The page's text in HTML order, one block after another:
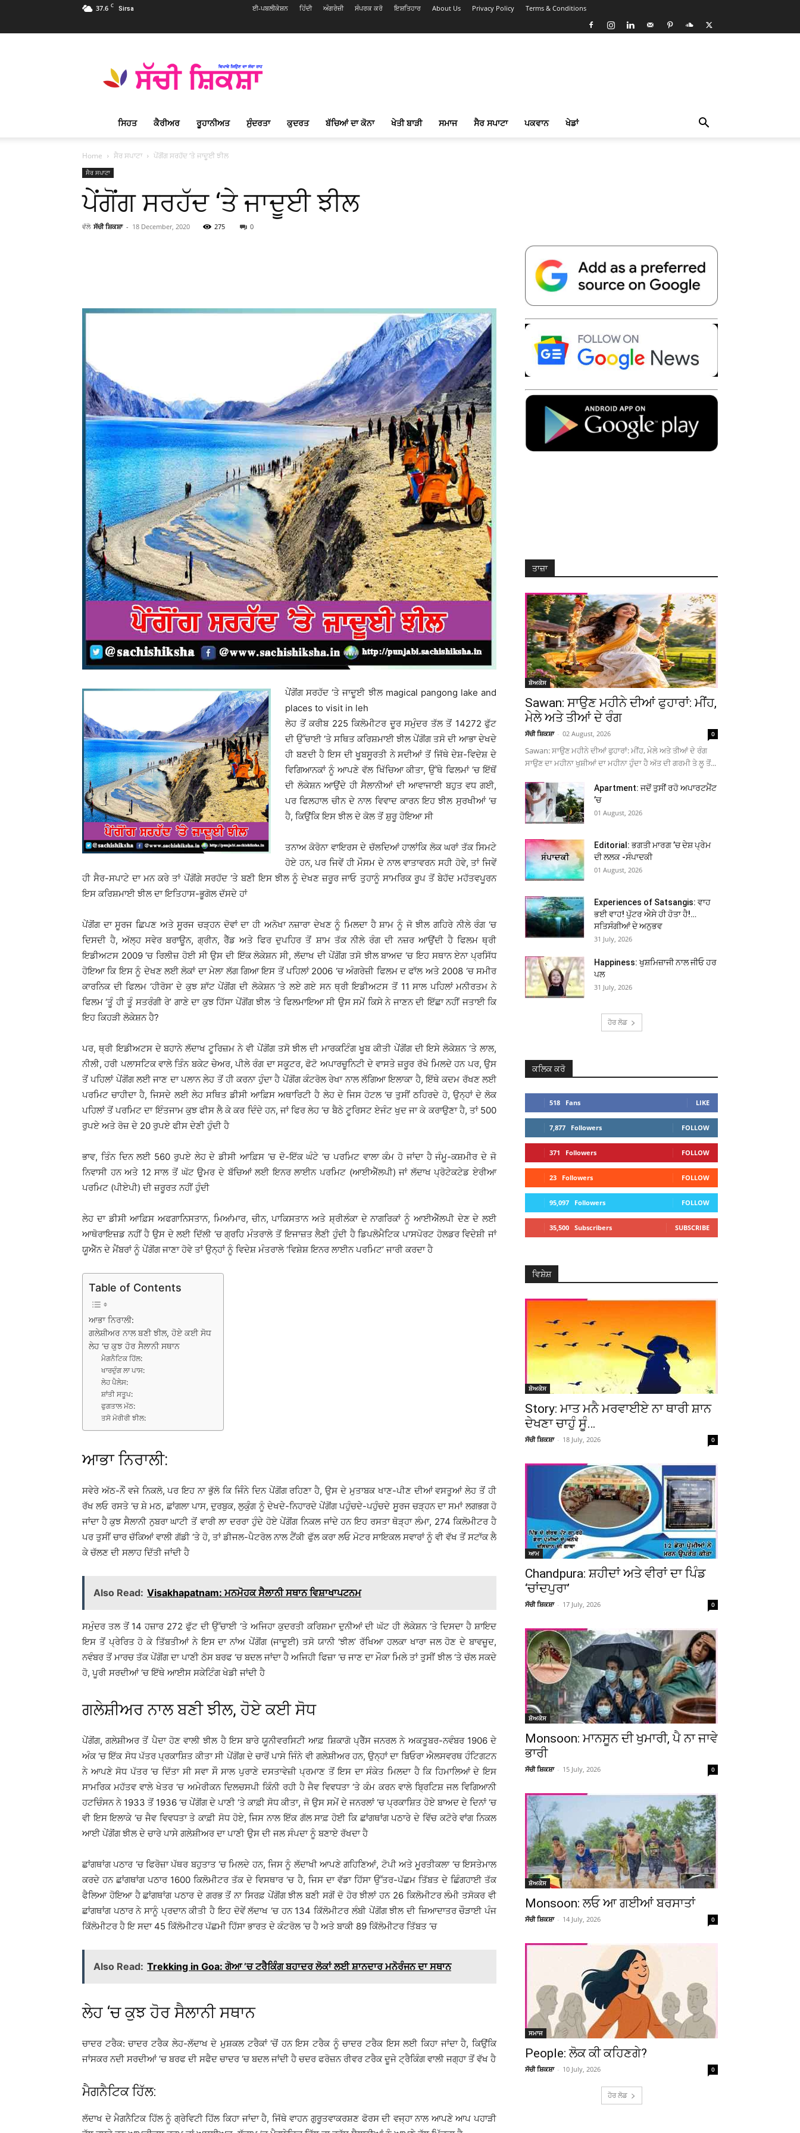
37.6 C Sirsa ਈ-ਪਬਲੀਕੇਸ਼ਨ ਹਿੰਦੀ ਅੰਗਰੇਜ਼ੀ ਸੰਪਰਕ ਕਰੋ ਇਸ਼ਤਿਹਾਰ About Us Privacy Policy Terms & Conditions
Shiksha
Punjabi
ਸ਼ਿਕਸ਼ਾ
ਪ੍ਰਸਿੱਧ
ਮੈਗਜ਼ੀਨ
ਸਿਹਤ ਕੈਰੀਅਰ ਰੂਹਾਨੀਅਤ ਸੁੰਦਰਤਾ ਕੁਦਰਤ ਬੱਚਿਆਂ ਦਾ ਕੋਨਾ ਖੇਤੀ ਬਾੜੀ ਸਮਾਜ ਸੈਰ ਸਪਾਟਾ ਪਕਵਾਨ ਖੇਡਾਂ
Home ਸੈਰ ਸਪਾਟਾ ਪੇਂਗੋਂਗ ਸਰਹੱਦ ‘ਤੇ ਜਾਦੂਈ ਝੀਲ
ਸੈਰ ਸਪਾਟਾ
ਪੇਂਗੋਂਗ ਸਰਹੱਦ ‘ਤੇ ਜਾਦੂਈ ਝੀਲ
ਵੱਲੋ ਸੱਚੀ ਸ਼ਿਕਸ਼ਾ - 18 December, 2020 275 0
Telegram Copy URL
ਪੇਂਗੋਂਗ ਸਰਹੱਦ ‘ਤੇ ਜਾਦੂਈ ਝੀਲ magical pangong lake and
places to visit in leh
ਲੇਹ ਤੋਂ ਕਰੀਬ 225 ਕਿਲੋਮੀਟਰ ਦੂਰ ਸਮੁੰਦਰ ਤੱਲ ਤੋਂ 14272 ਫੁੱਟ
ਦੀ ਉੱਚਾਈ ‘ਤੇ ਸਥਿਤ ਕਰਿਸ਼ਮਾਈ ਝੀਲ ਪੇਂਗੋਂਗ ਤਸੋ ਦੀ ਆਭਾ ਦੇਖਦੇ
ਹੀ ਬਣਦੀ ਹੈ ਇਸ ਦੀ ਖੂਬਸੂਰਤੀ ਨੇ ਸਦੀਆਂ ਤੋਂ ਜਿੱਥੇ ਦੇਸ਼-ਵਿਦੇਸ਼ ਦੇ
ਵਿਗਿਆਨਕਾਂ ਨੂੰ ਆਪਣੇ ਵੱਲ ਖਿੱਚਿਆ ਕੀਤਾ, ਉੱਥੇ ਫਿਲਮਾਂ ‘ਚ ਇੱਥੋਂ
ਦੀ ਲੋਕੇਸ਼ਨ ਆਉਂਦੇ ਹੀ ਸੈਲਾਨੀਆਂ ਦੀ ਆਵਾਜਾਈ ਬਹੁਤ ਵਧ ਗਈ,
ਪਰ ਫਿਲਹਾਲ ਚੀਨ ਦੇ ਨਾਲ ਵਿਵਾਦ ਕਾਰਨ ਇਹ ਝੀਲ ਸੁਰਖੀਆਂ ‘ਚ
ਹੈ, ਕਿਉਂਕਿ ਇਸ ਝੀਲ ਦੇ ਕੋਲ ਤੋਂ ਸ਼ੁਰੂ ਹੋਇਆ ਸੀ
ਤਨਾਅ ਕੋਰੋਨਾ ਵਾਇਰਸ ਦੇ ਚੱਲਦਿਆਂ ਹਾਲਾਂਕਿ ਲੋਕ ਘਰਾਂ ਤੱਕ ਸਿਮਟੇ
ਹੋਏ ਹਨ, ਪਰ ਜਿਵੇਂ ਹੀ ਮੌਸਮ ਦੇ ਨਾਲ ਵਾਤਾਵਰਨ ਸਹੀ ਹੋਵੇ, ਤਾਂ ਜਿਵੇਂ
ਹੀ ਸੈਰ-ਸਪਾਟੇ ਦਾ ਮਨ ਕਰੇ ਤਾਂ ਪੋਂਗੋਂਗੇ ਸਰਹੱਦ ‘ਤੇ ਬਣੀ ਇਸ ਝੀਲ ਨੂੰ ਦੇਖਣ ਜ਼ਰੂਰ ਜਾਓ ਤੁਹਾਨੂੰ ਸਾਮਰਿਕ ਰੂਪ ਤੋਂ ਬੇਹੱਦ ਮਹੱਤਵਪੂਰਨ
ਇਸ ਕਰਿਸ਼ਮਾਈ ਝੀਲ ਦਾ ਇਤਿਹਾਸ-ਭੂਗੋਲ ਦੱਸਦੇ ਹਾਂ
ਪੇਂਗੋਂਗ ਦਾ ਸੂਰਜ ਛਿਪਣ ਅਤੇ ਸੂਰਜ ਚੜ੍ਹਨ ਦੋਵਾਂ ਦਾ ਹੀ ਅਨੋਖਾ ਨਜ਼ਾਰਾ ਦੇਖਣ ਨੂੰ ਮਿਲਦਾ ਹੈ ਸ਼ਾਮ ਨੂੰ ਜੋ ਝੀਲ ਗਹਿਰੇ ਨੀਲੇ ਰੰਗ ‘ਚ
ਦਿਸਦੀ ਹੈ, ਅੱਲ੍ਹ ਸਵੇਰ ਬਰਾਊਨ, ਗ੍ਰੀਨ, ਰੈੱਡ ਅਤੇ ਫਿਰ ਦੁਪਹਿਰ ਤੋਂ ਸ਼ਾਮ ਤੱਕ ਨੀਲੇ ਰੰਗ ਦੀ ਨਜ਼ਰ ਆਉਂਦੀ ਹੈ ਫਿਲਮ ਥ੍ਰੀ
ਇਡੀਅਟਸ 2009 ‘ਚ ਰਿਲੀਜ਼ ਹੋਈ ਸੀ ਉਸ ਦੀ ਇੱਕ ਲੋਕੇਸ਼ਨ ਸੀ, ਲੱਦਾਖ ਦੀ ਪੇਂਗੋਂਗ ਤਸੋ ਝੀਲ ਬਾਅਦ ‘ਚ ਇਹ ਸਥਾਨ ਏਨਾ ਪ੍ਰਸਿੱਧ
ਹੋਇਆ ਕਿ ਇਸ ਨੂੰ ਦੇਖਣ ਲਈ ਲੋਕਾਂ ਦਾ ਮੇਲਾ ਲੱਗ ਗਿਆ ਇਸ ਤੋਂ ਪਹਿਲਾਂ 2006 ‘ਚ ਅੰਗਰੇਜ਼ੀ ਫਿਲਮ ਦ ਫਾੱਲ ਅਤੇ 2008 ‘ਚ ਸਮੀਰ
ਕਾਰਨਿਕ ਦੀ ਫਿਲਮ ‘ਹੀਰੋਸ’ ਦੇ ਕੁਝ ਸ਼ਾੱਟ ਪੇਂਗੋਂਗ ਦੀ ਲੋਕੇਸ਼ਨ ‘ਤੇ ਲਏ ਗਏ ਸਨ ਥ੍ਰੀ ਇਡੀਅਟਸ ਤੋਂ 11 ਸਾਲ ਪਹਿਲਾਂ ਮਨੀਰਤਮ ਨੇ
ਫਿਲਮ ‘ਤੂੰ ਹੀ ਤੂੰ ਸਤਰੰਗੀ ਰੇ’ ਗਾਣੇ ਦਾ ਕੁਝ ਹਿੱਸਾ ਪੇਂਗੋਂਗ ਝੀਲ ‘ਤੇ ਫਿਲਮਾਇਆ ਸੀ ਉਸ ਸਮੇਂ ਕਿਸੇ ਨੇ ਜਾਣਨ ਦੀ ਇੱਛਾ ਨਹੀਂ ਜਤਾਈ ਕਿ
ਇਹ ਕਿਹੜੀ ਲੋਕੇਸ਼ਨ ਹੈ?
ਪਰ, ਥ੍ਰੀ ਇਡੀਅਟਸ ਦੇ ਬਹਾਨੇ ਲੱਦਾਖ ਟੂਰਿਜ਼ਮ ਨੇ ਵੀ ਪੇਂਗੋਂਗ ਤਸੋ ਝੀਲ ਦੀ ਮਾਰਕਟਿੰਗ ਖੂਬ ਕੀਤੀ ਪੇਂਗੋਂਗ ਦੀ ਇਸੇ ਲੋਕੇਸ਼ਨ ‘ਤੇ ਲਾਲ,
ਨੀਲੀ, ਹਰੀ ਪਲਾਸਟਿਕ ਵਾਲੇ ਤਿੰਨ ਬਕੇਟ ਚੇਅਰ, ਪੀਲੇ ਰੰਗ ਦਾ ਸਕੂਟਰ, ਫੋਟੋ ਅਪਾਰਚੂਨਿਟੀ ਦੇ ਵਾਸਤੇ ਜ਼ਰੂਰ ਰੱਖੇ ਮਿਲਦੇ ਹਨ ਪਰ, ਉਸ
ਤੋਂ ਪਹਿਲਾਂ ਪੇਂਗੋਂਗ ਲਈ ਜਾਣ ਦਾ ਪਲਾਨ ਲੇਹ ਤੋਂ ਹੀ ਕਰਨਾ ਹੁੰਦਾ ਹੈ ਪੇਂਗੋਂਗ ਕੰਟਰੋਲ ਰੇਖਾ ਨਾਲ ਲੱਗਿਆ ਇਲਾਕਾ ਹੈ, ਇੱਥੇ ਕਦਮ ਰੱਖਣ ਲਈ
ਪਰਮਿਟ ਚਾਹੀਦਾ ਹੈ, ਜਿਸਦੇ ਲਈ ਲੇਹ ਸਥਿਤ ਡੀਸੀ ਆਫ਼ਿਸ ਅਥਾਰਿਟੀ ਹੈ ਲੇਹ ਦੇ ਜਿਸ ਹੋਟਲ ‘ਚ ਤੁਸੀਂ ਠਹਿਰਦੇ ਹੋ, ਉਨ੍ਹਾਂ ਦੇ ਲੋਕ
ਪਹਿਲਾਂ ਤੋਂ ਪਰਮਿਟ ਦਾ ਇੰਤਜਾਮ ਕੁਝ ਫੀਸ ਲੈ ਕੇ ਕਰ ਦਿੰਦੇ ਹਨ, ਜਾਂ ਫਿਰ ਲੇਹ ‘ਚ ਬੈਠੇ ਟੂਰਿਸਟ ਏਜੰਟ ਖੁਦ ਜਾ ਕੇ ਕਰਾਉਣਾ ਹੈ, ਤਾਂ 500
ਰੁਪਏ ਅਤੇ ਰੋਜ਼ ਦੇ 20 ਰੁਪਏ ਫੀਸ ਦੇਣੀ ਹੁੰਦੀ ਹੈ
ਭਾਵ, ਤਿੰਨ ਦਿਨ ਲਈ 560 ਰੁਪਏ ਲੇਹ ਦੇ ਡੀਸੀ ਆਫ਼ਿਸ ‘ਚ ਦੋ-ਇੱਕ ਘੰਟੇ ‘ਚ ਪਰਮਿਟ ਵਾਲਾ ਕੰਮ ਹੋ ਜਾਂਦਾ ਹੈ ਜੰਮੂ-ਕਸ਼ਮੀਰ ਦੇ ਜੋ
ਨਿਵਾਸੀ ਹਨ ਅਤੇ 12 ਸਾਲ ਤੋਂ ਘੱਟ ਉੁਮਰ ਦੇ ਬੱਚਿਆਂ ਲਈ ਇਨਰ ਲਾਈਨ ਪਰਮਿਟ (ਆਈਐੱਲਪੀ) ਜਾਂ ਲੱਦਾਖ ਪ੍ਰੋਟੇਕਟੇਡ ਏਰੀਆ
ਪਰਮਿਟ (ਪੀਏਪੀ) ਦੀ ਜ਼ਰੂਰਤ ਨਹੀਂ ਹੁੰਦੀ
ਲੇਹ ਦਾ ਡੀਸੀ ਆਫ਼ਿਸ ਅਫਗਾਨਿਸਤਾਨ, ਮਿਆਂਮਾਰ, ਚੀਨ, ਪਾਕਿਸਤਾਨ ਅਤੇ ਸ਼੍ਰੀਲੰਕਾ ਦੇ ਨਾਗਰਿਕਾਂ ਨੂੰ ਆਈਐੱਲਪੀ ਦੇਣ ਦੇ ਲਈ
ਆਥੋਰਾਇਜ਼ਡ ਨਹੀਂ ਹੈ ਉਸ ਦੇ ਲਈ ਦਿੱਲੀ ‘ਚ ਗ੍ਰਹਿ ਮੰਤਰਾਲੇ ਤੋਂ ਇਜਾਜ਼ਤ ਲੈਣੀ ਹੁੰਦੀ ਹੈ ਡਿਪਲੋਮੈਟਿਕ ਪਾਸਪੋਰਟ ਹੋਲਡਰ ਵਿਦੇਸ਼ੀ ਜਾਂ
ਯੂਐੱਨ ਦੇ ਮੈਂਬਰਾਂ ਨੂੰ ਪੇਂਗੋਂਗ ਜਾਣਾ ਹੋਵੇ ਤਾਂ ਉਨ੍ਹਾਂ ਨੂੰ ਵਿਦੇਸ਼ ਮੰਤਰਾਲੇ ‘ਵਿਸ਼ੇਸ਼ ਇਨਰ ਲਾਈਨ ਪਰਮਿਟ’ ਜਾਰੀ ਕਰਦਾ ਹੈ
Table of Contents
ਆਭਾ ਨਿਰਾਲੀ:
ਗਲੇਸ਼ੀਅਰ ਨਾਲ ਬਣੀ ਝੀਲ, ਹੋਏ ਕਈ ਸੋਧ
ਲੇਹ ‘ਚ ਕੁਝ ਹੋਰ ਸੈਲਾਨੀ ਸਥਾਨ
ਮੈਗਨੈਟਿਕ ਹਿੱਲ:
ਖਾਰਦੁੰਗ ਲਾ ਪਾਸ:
ਲੇਹ ਪੈਲੇਸ:
ਸ਼ਾਂਤੀ ਸਤੂਪ:
ਫੁਗਤਾਲ ਮੱਠ:
ਤਸੋ ਮੋਰੀਰੀ ਝੀਲ:
ਆਭਾ ਨਿਰਾਲੀ:
ਸਵੇਰੇ ਅੱਠ-ਨੌਂ ਵਜੇ ਨਿਕਲੋ, ਪਰ ਇਹ ਨਾ ਭੁੱਲੋ ਕਿ ਜਿੰੰਨੇ ਦਿਨ ਪੇਂਗੋਂਗ ਰਹਿਣਾ ਹੈ, ਉਸ ਦੇ ਮੁਤਾਬਕ ਖਾਣ-ਪੀਣ ਦੀਆਂ ਵਸਤੂਆਂ ਲੇਹ ਤੋਂ ਹੀ
ਰੱਖ ਲਓ ਰਸਤੇ ‘ਚ ਸ਼ੇ ਮਠ, ਛਾਂਗਲਾ ਪਾਸ, ਦੁਰਬੁਕ, ਲੁਕੁੰਗ ਨੂੰ ਦੇਖਦੇ-ਨਿਹਾਰਦੇ ਪੇਂਗੋਂਗ ਪਹੁੰਚਦੇ-ਪਹੁੰਚਦੇ ਸੂਰਜ ਚੜ੍ਹਨ ਦਾ ਸਮਾਂ ਲਗਭਗ ਹੋ
ਜਾਂਦਾ ਹੈ ਕੁਝ ਸੈਲਾਨੀ ਨੁਬਰਾ ਘਾਟੀ ਤੋਂ ਵਾਰੀ ਲਾ ਦਰਰਾ ਹੁੰਦੇ ਹੋਏ ਪੇਂਗੋਂਗ ਨਿਕਲ ਜਾਂਦੇ ਹਨ ਇਹ ਰਸਤਾ ਥੋੜ੍ਹਾ ਲੰਮਾ, 274 ਕਿਲੋਮੀਟਰ ਹੈ
ਪਰ ਤੁਸੀਂ ਚਾਰ ਚੱਕਿਆਂ ਵਾਲੀ ਗੱਡੀ ‘ਤੇ ਹੋ, ਤਾਂ ਡੀਜਲ-ਪੈਟਰੋਲ ਨਾਲ ਟੈਂਕੀ ਫੁੱਲ ਕਰਾ ਲਓ ਮੋਟਰ ਸਾਇਕਲ ਸਵਾਰਾਂ ਨੂੰ ਵੀ ਵੱਖ ਤੋਂ ਸਟਾੱਕ ਲੈ
ਕੇ ਚੱਲਣ ਦੀ ਸਲਾਹ ਦਿੱਤੀ ਜਾਂਦੀ ਹੈ
Also Read: Visakhapatnam: ਮਨਮੋਹਕ ਸੈਲਾਨੀ ਸਥਾਨ ਵਿਸ਼ਾਖਾਪਟਨਮ
ਸਮੁੰਦਰ ਤਲ ਤੋਂ 14 ਹਜ਼ਾਰ 272 ਫੁੱਟ ਦੀ ਉੱਚਾਈ ‘ਤੇ ਅਜਿਹਾ ਕੁਦਰਤੀ ਕਰਿਸ਼ਮਾ ਦੁਨੀਆਂ ਦੀ ਘੱਟ ਹੀ ਲੋਕੇਸ਼ਨ ‘ਤੇ ਦਿਸਦਾ ਹੈ ਸ਼ਾਇਦ
ਇਸ ਤੋਂ ਪ੍ਰੇਰਿਤ ਹੋ ਕੇ ਤਿੱਬਤੀਆਂ ਨੇ ਇਸ ਦਾ ਨਾਂਅ ਪੇਂਗੋਂਗ (ਜਾਦੂਈ) ਤਸੋ ਯਾਨੀ ‘ਝੀਲ’ ਰੱਖਿਆ ਹਲਕਾ ਖਾਰਾ ਜਲ ਹੋਣ ਦੇ ਬਾਵਜ਼ੂਦ,
ਨਵੰਬਰ ਤੋਂ ਮਾਰਚ ਤੱਕ ਪੇਂਗੋਂਗ ਦਾ ਪਾਣੀ ਠੋਸ ਬਰਫ ‘ਚ ਬਦਲ ਜਾਂਦਾ ਹੈ ਅਜਿਹੀ ਫਿਜ਼ਾ ‘ਚ ਜਾਣ ਦਾ ਮੌਕਾ ਮਿਲੇ ਤਾਂ ਤੁਸੀਂ ਝੀਲ ‘ਤੇ ਚੱਲ ਸਕਦੇ
ਹੋ, ਪੂਰੀ ਸਰਦੀਆਂ ‘ਚ ਇੱਥੇ ਆਈਸ ਸਕੇਟਿੰਗ ਖੇਡੀ ਜਾਂਦੀ ਹੈ
ਗਲੇਸ਼ੀਅਰ ਨਾਲ ਬਣੀ ਝੀਲ, ਹੋਏ ਕਈ ਸੋਧ
ਪੇਂਗੋਂਗ, ਗਲੇਸ਼ੀਅਰ ਤੋਂ ਪੈਦਾ ਹੋਣ ਵਾਲੀ ਝੀਲ ਹੈ ਇਸ ਬਾਰੇ ਯੂਨੀਵਰਸਿਟੀ ਆਫ਼ ਸ਼ਿਕਾਗੋ ਪ੍ਰੈੱਸ ਜਨਰਲ ਨੇ ਅਕਤੂਬਰ-ਨਵੰਬਰ 1906 ਦੇ
ਅੰਕ ‘ਚ ਇੱਕ ਸੋਧ ਪੱਤਰ ਪ੍ਰਕਾਸ਼ਿਤ ਕੀਤਾ ਸੀ ਪੇਂਗੋਂਗ ਦੇ ਚਾਰੋਂ ਪਾਸੇ ਜਿੰਨੇ ਵੀ ਗਲੇਸ਼ੀਅਰ ਹਨ, ਉਨ੍ਹਾਂ ਦਾ ਬਿਓਰਾ ਐਲਸਵਰਥ ਹੰਟਿਗਟਨ
ਨੇ ਆਪਣੇ ਸੋਧ ਪੱਤਰ ‘ਚ ਦਿੱਤਾ ਸੀ ਸਵਾ ਸੌ ਸਾਲ ਪੁਰਾਣੇ ਦਸਤਾਵੇਜ਼ੀ ਪ੍ਰਮਾਣ ਤੋਂ ਇਸ ਦਾ ਸੰਕੇਤ ਮਿਲਦਾ ਹੈ ਕਿ ਹਿਮਾਲਿਆਂ ਦੇ ਇਸ
ਸਾਮਰਿਕ ਮਹੱਤਵ ਵਾਲੇ ਖੇਤਰ ‘ਚ ਅਮੇਰੀਕਨ ਦਿਲਚਸਪੀ ਕਿੰਨੀ ਰਹੀ ਹੈ ਜੈਵ ਵਿਵਧਤਾ ‘ਤੇ ਕੰਮ ਕਰਨ ਵਾਲੇ ਬ੍ਰਿਟਿਸ਼ ਜਲ ਵਿਗਿਆਨੀ
ਹਟਚਿੰਸਨ ਨੇ 1933 ਤੋਂ 1936 ‘ਚ ਪੇਂਗੋਂਗ ਦੇ ਪਾਣੀ ‘ਤੇ ਕਾਫ਼ੀ ਸੋਧ ਕੀਤਾ, ਜੋ ਉਸ ਸਮੇਂ ਦੇ ਜਨਰਲਾਂ ‘ਚ ਪ੍ਰਕਾਸ਼ਿਤ ਹੋਏ ਬਾਅਦ ਦੇ ਦਿਨਾਂ ‘ਚ
ਵੀ ਇਸ ਇਲਾਕੇ ‘ਚ ਜੈਵ ਵਿਵਧਤਾ ਤੇ ਕਾਫ਼ੀ ਸੋਧ ਹੋਏ, ਜਿਸ ਨਾਲ ਇੱਕ ਗੱਲ ਸਾਫ਼ ਹੋਈ ਕਿ ਛਾਂਗਥਾਂਗ ਪਠਾਰੇ ਦੇ ਵਿੱਚ ਕਟੋਰੇ ਵਾਂਗ ਨਿਕਲ
ਆਈ ਪੇਂਗੋਂਗ ਝੀਲ ਦੇ ਚਾਰੇ ਪਾਸੇ ਗਲੇਸ਼ੀਅਰ ਦਾ ਪਾਣੀ ਉਸ ਦੀ ਜਲ ਸੰਪਦਾ ਨੂੰ ਬਣਾਏ ਰੱਖਦਾ ਹੈ
ਛਾਂਗਥਾਂਗ ਪਠਾਰ ‘ਚ ਫਿਰੋਜ਼ਾ ਪੱਥਰ ਬਹੁਤਾਤ ‘ਚ ਮਿਲਦੇ ਹਨ, ਜਿਸ ਨੂੰ ਲੱਦਾਖੀ ਆਪਣੇ ਗਹਿਣਿਆਂ, ਟੋਪੀ ਅਤੇ ਮੂਰਤੀਕਲਾ ‘ਚ ਇਸਤੇਮਾਲ
ਕਰਦੇ ਹਨ ਛਾਂਗਥਾਂਗ ਪਠਾਰ 1600 ਕਿਲੋਮੀਟਰ ਤੱਕ ਦੇ ਵਿਸਥਾਰ ‘ਚ ਹੈ, ਜਿਸ ਦਾ ਵੱਡਾ ਹਿੱਸਾ ਉੱਤਰ-ਪੱਛਮ ਤਿੱਬਤ ਦੇ ਛਿੰਗਹਾਈ ਤੱਕ
ਫੈਲਿਆ ਹੋਇਆ ਹੈ ਛਾਂਗਥਾਂਗ ਪਠਾਰ ਦੇ ਗਰਭ ਤੋਂ ਨਾ ਸਿਰਫ਼ ਪੇਂਗੋਂਗ ਝੀਲ ਬਣੀ ਸਗੋਂ ਦੋ ਹੋਰ ਝੀਲਾਂ ਹਨ 26 ਕਿਲੋਮੀਟਰ ਲੰਮੀ ਤਸੋਕਰ ਵੀ
ਛਾਂਗਥਾਂਗ ਪਠਾਰ ਨੇ ਸਾਨੂੰ ਪ੍ਰਦਾਨ ਕੀਤੀ ਹੈ ਇਹ ਦੋਵੇਂ ਲੱਦਾਖ ‘ਚ ਹਨ 134 ਕਿੱਲੋਮੀਟਰ ਲੰਬੀ ਪੇਂਗੋਂਗ ਝੀਲ ਦੀ ਜ਼ਿਆਦਾਤਰ ਚੌੜਾਈ ਪੰਜ
ਕਿੱਲੋਮੀਟਰ ਹੈ ਇ ਸਦਾ 45 ਕਿੱਲੋਮੀਟਰ ਪੱਛਮੀ ਹਿੱਸਾ ਭਾਰਤ ਦੇ ਕੰਟਰੋਲ ‘ਚ ਹੈ ਅਤੇ ਬਾਕੀ 89 ਕਿੱਲੋਮੀਟਰ ਤਿੱਬਤ ‘ਚ
Also Read: Trekking in Goa: ਗੋਆ ’ਚ ਟਰੈਕਿੰਗ ਬਹਾਦਰ ਲੋਕਾਂ ਲਈ ਸ਼ਾਨਦਾਰ ਮਨੋਰੰਜਨ ਦਾ ਸਥਾਨ
ਲੇਹ ‘ਚ ਕੁਝ ਹੋਰ ਸੈਲਾਨੀ ਸਥਾਨ
ਚਾਦਰ ਟਰੈਕ: ਚਾਦਰ ਟਰੈਕ ਲੇਹ-ਲੱਦਾਖ ਦੇ ਮੁਸ਼ਕਲ ਟਰੈਕਾਂ ‘ਚੋਂ ਹਨ ਇਸ ਟਰੈਕ ਨੂੰ ਚਾਦਰ ਟਰੈਕ ਇਸ ਲਈ ਕਿਹਾ ਜਾਂਦਾ ਹੈ, ਕਿਉਂਕਿ
ਜਾਂਸਕਰ ਨਦੀ ਸਰਦੀਆਂ ‘ਚ ਬਰਫ ਦੀ ਸਫੈਦ ਚਾਦਰ ‘ਚ ਬਦਲ ਜਾਂਦੀ ਹੈ ਚਦਰ ਫਰੋਜ਼ਨ ਰੀਵਰ ਟਰੈਕ ਦੂਜੇ ਟ੍ਰੈਕਿੰਗ ਵਾਲੀ ਜਗ੍ਹਾ ਤੋਂ ਵੱਖ ਹੈ
ਮੈਗਨੈਟਿਕ ਹਿੱਲ:
ਲੱਦਾਖ ਦੇ ਮੈਗਨੈਟਿਕ ਹਿੱਲ ਨੂੰ ਗ੍ਰੇਵਿਟੀ ਹਿੱਲ ਕਿਹਾ ਜਾਂਦਾ ਹੈ, ਜਿੱਥੇ ਵਾਹਨ ਗੁਰੂਤਵਾਕਰਸ਼ਣ ਫੋਰਸ ਦੀ ਵਜ੍ਹਾ ਨਾਲ ਆਪਣੇ ਆਪ ਪਹਾੜੀ
ਤਾਜ਼ਾ
ਸ਼ੋਅਕੇਸ
Sawan: ਸਾਉਣ ਮਹੀਨੇ ਦੀਆਂ ਫੁਹਾਰਾਂ: ਮੀਂਹ,
ਮੇਲੇ ਅਤੇ ਤੀਆਂ ਦੇ ਰੰਗ
ਸੱਚੀ ਸ਼ਿਕਸ਼ਾ - 02 August, 2026 0
Sawan: ਸਾਉਣ ਮਹੀਨੇ ਦੀਆਂ ਫੁਹਾਰਾਂ: ਮੀਂਹ, ਮੇਲੇ ਅਤੇ ਤੀਆਂ ਦੇ ਰੰਗ
ਸਾਉਣ ਦਾ ਮਹੀਨਾ ਖੁਸ਼ੀਆਂ ਦਾ ਮਹੀਨਾ ਹੁੰਦਾ ਹੈ ਅੱਤ ਦੀ ਗਰਮੀ ਤੇ ਲੂ ਤੋਂ...
Apartment: ਜਦੋਂ ਤੁਸੀਂ ਰਹੋ ਅਪਾਰਟਮੈਂਟ
’ਚ
01 August, 2026
Editorial: ਭਗਤੀ ਮਾਰਗ ’ਚ ਦੇਸ਼ ਪ੍ਰੇਮ
ਦੀ ਲਲਕ -ਸੰਪਾਦਕੀ
01 August, 2026
Experiences of Satsangis: ਵਾਹ
ਭਈ ਵਾਹ! ਪੁੱਟਰ ਐਸੇ ਹੀ ਹੋਤਾ ਹੈ!…
ਸਤਿਸੰਗੀਆਂ ਦੇ ਅਨੁਭਵ
31 July, 2026
Happiness: ਖੁਸ਼ਮਿਜ਼ਾਜੀ ਨਾਲ ਜੀਓ ਹਰ
ਪਲ
31 July, 2026
ਹੋਰ ਲੋਡ
ਕਲਿਕ ਕਰੋ
518 Fans LIKE
7,877 Followers FOLLOW
371 Followers FOLLOW
23 Followers FOLLOW
95,097 Followers FOLLOW
35,500 Subscribers SUBSCRIBE
ਵਿਸ਼ੇਸ਼
ਸ਼ੋਅਕੇਸ
Story: ਮਾਤ ਮਨੈ ਮਰਵਾਈਏ ਨਾ ਥਾਰੀ ਸ਼ਾਨ
ਦੇਖਣਾ ਚਾਹੁੰ ਸੂੰ…
ਸੱਚੀ ਸ਼ਿਕਸ਼ਾ - 18 July, 2026 0
ਆਮ
Chandpura: ਸ਼ਹੀਦਾਂ ਅਤੇ ਵੀਰਾਂ ਦਾ ਪਿੰਡ
‘ਚਾਂਦਪੁਰਾ’
ਸੱਚੀ ਸ਼ਿਕਸ਼ਾ - 17 July, 2026 0
ਸ਼ੋਅਕੇਸ
Monsoon: ਮਾਨਸੂਨ ਦੀ ਖੁਮਾਰੀ, ਪੈ ਨਾ ਜਾਵੇ
ਭਾਰੀ
ਸੱਚੀ ਸ਼ਿਕਸ਼ਾ - 15 July, 2026 0
ਸ਼ੋਅਕੇਸ
Monsoon: ਲਓ ਆ ਗਈਆਂ ਬਰਸਾਤਾਂ
ਸੱਚੀ ਸ਼ਿਕਸ਼ਾ - 14 July, 2026 0
ਸਮਾਜ
People: ਲੋਕ ਕੀ ਕਹਿਣਗੇ?
ਸੱਚੀ ਸ਼ਿਕਸ਼ਾ - 10 July, 2026 0
ਹੋਰ ਲੋਡ